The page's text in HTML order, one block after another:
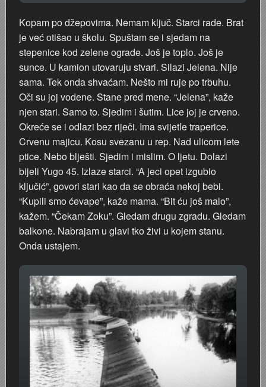
Kopam po džepovima. Nemam ključ. Starci rade. Brat
je već otišao u školu. Spuštam se i sjedam na
stepenice kod zelene ograde. Još je toplo. Još je
sunce. U kamion utovaruju stvari. Silazi Jelena. Nije
sama. Tek onda shvaćam. Nešto mi ruje po trbuhu.
Oči su joj vodene. Stane pred mene. “Jelena”, kaže
njen stari. Samo to. Sjedim i šutim. Lice joj je crveno.
Okreće se i odlazi bez riječi. Ima svijetle traperice.
Crvenu majicu. Kosu svezanu u rep. Nad ulicom lete
ptice. Nebo blješti. Sjedim i mislim. O ljetu. Dolazi
bijeli Yugo 45. Izlaze starci. “A jeci opet izgubio
ključić”, govori stari kao da se obraća nekoj bebi.
“Kupili smo ćevape”, kaže mama. “Bit ću još malo”,
kažem. “Čekam Zoku”. Gledam drugu zgradu. Gledam
balkone. Nabrajam u glavi tko živi u kojem stanu.
Onda ustajem.